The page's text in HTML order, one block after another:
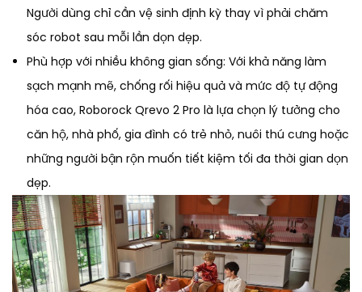
Người dùng chỉ cần vệ sinh định kỳ thay vì phải chăm
sóc robot sau mỗi lần dọn dẹp.
Phù hợp với nhiều không gian sống: Với khả năng làm
sạch mạnh mẽ, chống rối hiệu quả và mức độ tự động
hóa cao, Roborock Qrevo 2 Pro là lựa chọn lý tưởng cho
căn hộ, nhà phố, gia đình có trẻ nhỏ, nuôi thú cưng hoặc
những người bận rộn muốn tiết kiệm tối đa thời gian dọn
dẹp.